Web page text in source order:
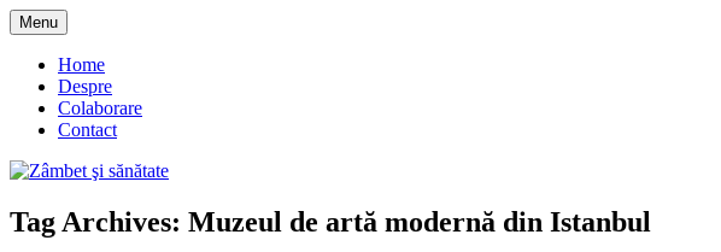
Skip
to
content
Zâmbet şi sănătate
Menu
Home
Despre
Colaborare
Contact
Tag Archives: Muzeul de artă modernă din Istanbul